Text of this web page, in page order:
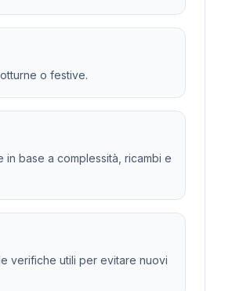
o festive.
base a complessità, ricambi e
verifiche utili per evitare nuovi